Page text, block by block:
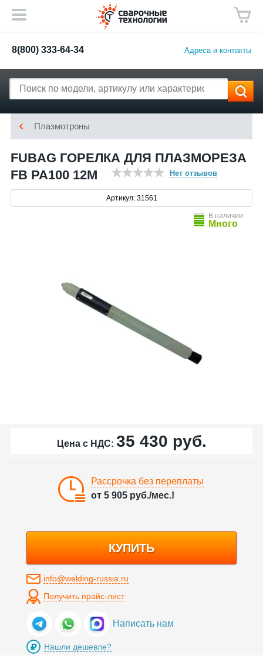
8(800) 333-64-34 Адреса и контакты
Плазмотроны
FUBAG ГОРЕЛКА ДЛЯ ПЛАЗМОРЕЗА
FB PA100 12M
Нет отзывов
Артикул: 31561
В наличии:
Много
Цена с НДС: 35 430 руб.
Рассрочка без переплаты
от 5 905 руб./мес.!
КУПИТЬ
info@welding-russia.ru
Получить прайс-лист
Написать нам
Нашли дешевле?